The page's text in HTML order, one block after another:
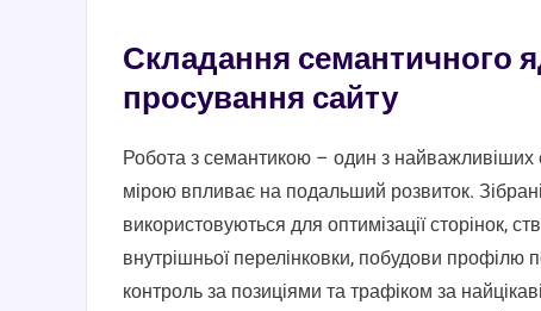
Складання семантичного
просування сайту
Робота з семантикою – один з найважливіших
мірою впливає на подальший розвиток.
використовуються для оптимізації сторінок,
внутрішньої перелінковки, побудови профілю
контроль за позиціями та трафіком за